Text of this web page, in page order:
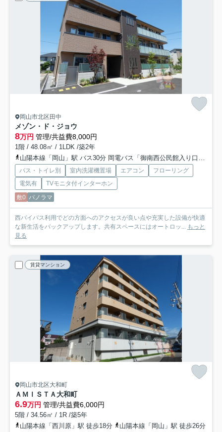
岡山市北区田中
メゾン・ド・ジョウ
8万円 管理/共益費8,000円
1階 / 48.08㎡ / 1LDK /築2年
山陽本線「岡山」駅 バス30分 岡電バス「御南西公民館入り口」 停歩7分
バス・トイレ別 室内洗濯機置場 エアコン
フローリング
電気有
TVモニタ付インターホン
敷0 パノラマ
西バイパス利用でどの方面へのアクセスが良い点や充実した設備が快適
な新生活をバックアップします。共有スペースにはオートロッ...
もっと
見る
賃貸マンション
岡山市北区大和町
ＡＭＩＳＴＡ大和町
6.9万円 管理/共益費6,000円
5階 / 34.56㎡ / 1R /築5年
山陽本線「西川原」駅 徒歩18分
山陽本線「岡山」駅 徒歩26分